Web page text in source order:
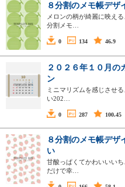
８分割のメモ帳デザ
メロンの柄が綺麗に映え
分割メモ…
0 134 46.9
２０２６年１０月の
ン
ミニマリズムを感じさせ
い202…
0 287 100.45
８分割のメモ帳デザ
い
甘酸っぱくてかわいいい
だけで幸…